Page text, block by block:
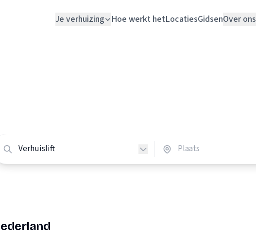
Je verhuizing
Loodgieter
Hoe werkt hetLocatiesGidsenOver ons